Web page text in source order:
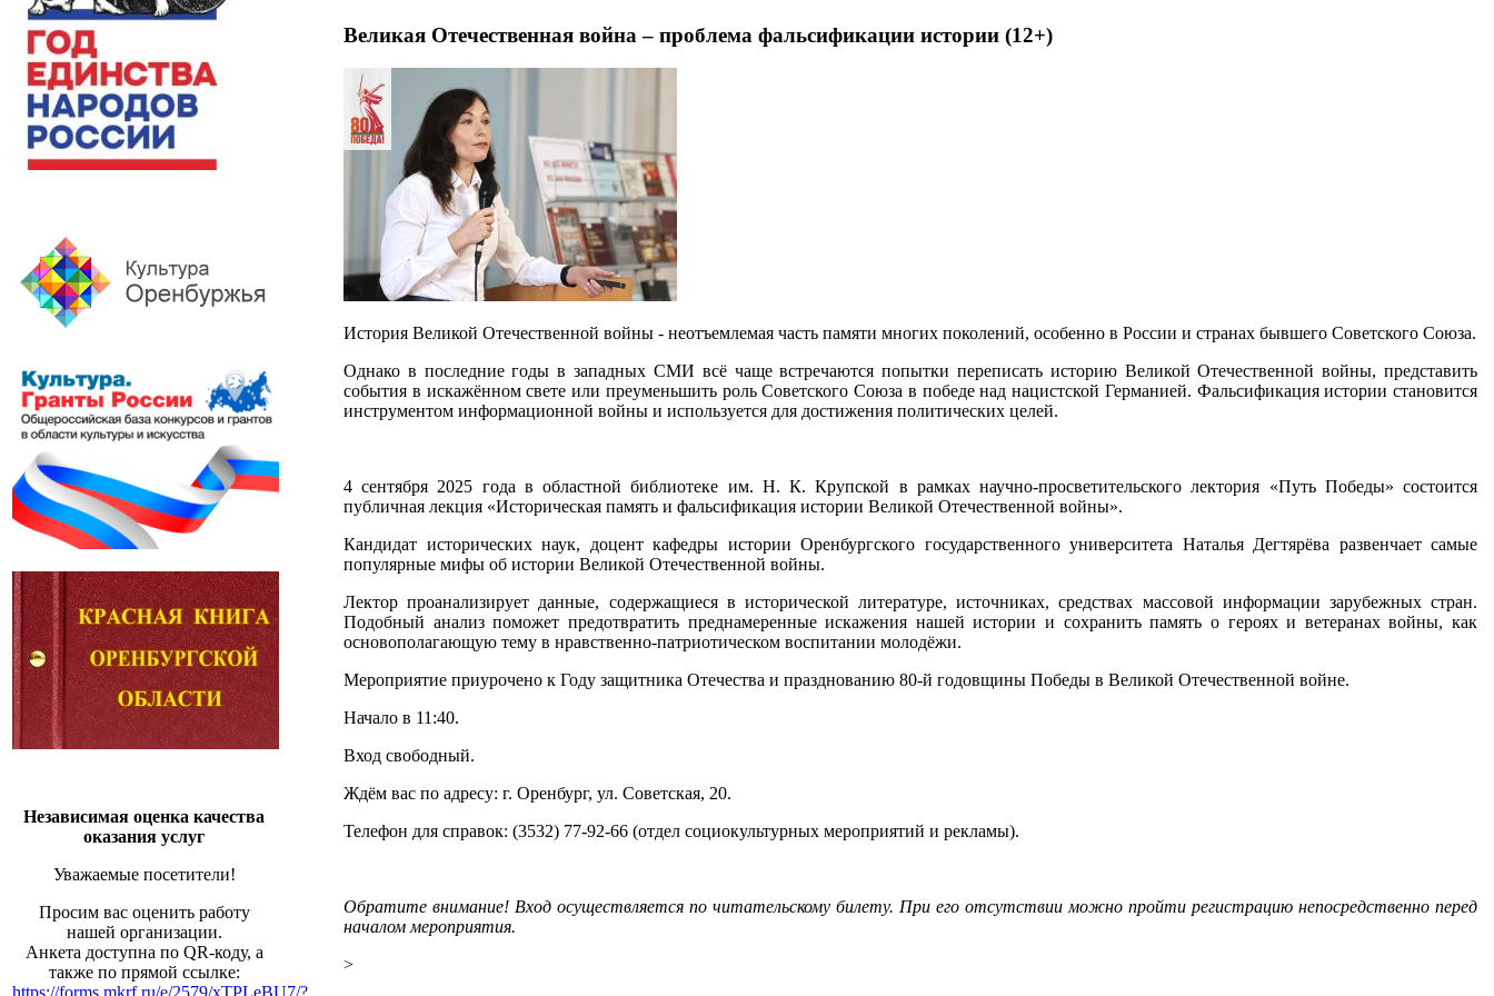
Независимая оценка качества
оказания услуг
Уважаемые посетители!
Просим вас оценить работу
нашей организации.
Анкета доступна по QR-коду, а
также по прямой ссылке:
https://forms.mkrf.ru/e/2579/xTPLeBU7/?
Великая Отечественная война – проблема фальсификации истории (12+)
История Великой Отечественной войны - неотъемлемая часть памяти многих поколений, особенно в России и странах бывшего Советского Союза.
Однако в последние годы в западных СМИ всё чаще встречаются попытки переписать историю Великой Отечественной войны, представить
события в искажённом свете или преуменьшить роль Советского Союза в победе над нацистской Германией. Фальсификация истории становится
инструментом информационной войны и используется для достижения политических целей.
4 сентября 2025 года в областной библиотеке им. Н. К. Крупской в рамках научно-просветительского лектория «Путь Победы» состоится
публичная лекция «Историческая память и фальсификация истории Великой Отечественной войны».
Кандидат исторических наук, доцент кафедры истории Оренбургского государственного университета Наталья Дегтярёва развенчает самые
популярные мифы об истории Великой Отечественной войны.
Лектор проанализирует данные, содержащиеся в исторической литературе, источниках, средствах массовой информации зарубежных стран.
Подобный анализ поможет предотвратить преднамеренные искажения нашей истории и сохранить память о героях и ветеранах войны, как
основополагающую тему в нравственно-патриотическом воспитании молодёжи.
Мероприятие приурочено к Году защитника Отечества и празднованию 80-й годовщины Победы в Великой Отечественной войне.
Начало в 11:40.
Вход свободный.
Ждём вас по адресу: г. Оренбург, ул. Советская, 20.
Телефон для справок: (3532) 77-92-66 (отдел социокультурных мероприятий и рекламы).
Обратите внимание! Вход осуществляется по читательскому билету. При его отсутствии можно пройти регистрацию непосредственно перед
началом мероприятия.
>